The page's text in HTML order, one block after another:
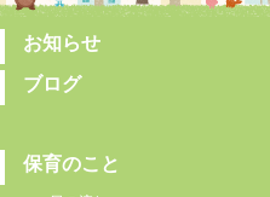
お知らせ
ブログ
保育のこと